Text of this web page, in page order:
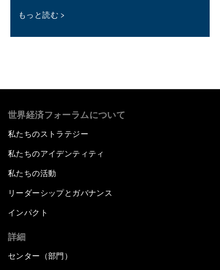
もっと読む
世界経済フォーラムについて
私たちのストラテジー
私たちのアイデンティティ
私たちの活動
リーダーシップとガバナンス
インパクト
詳細
センター（部門）